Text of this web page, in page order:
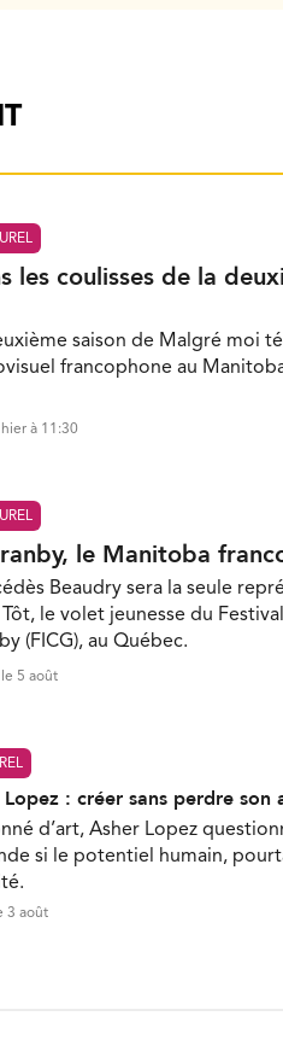
les coulisses de la
saison de Malgré moi
francophone au
à 11:30
le Manitoba
Beaudry sera la seule
Tôt, le volet jeunesse du
(FICG), au Québec.
le 5 août
: créer sans perdre son
d’art, Asher Lopez
si le potentiel humain,
3 août